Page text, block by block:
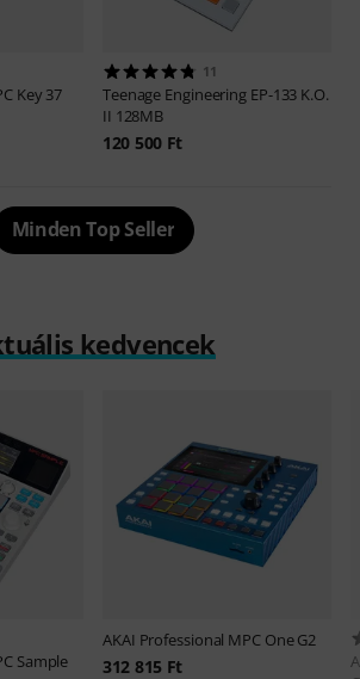
Key 37
11
Teenage Engineering EP-133 K.O.
II 128MB
120 500 Ft
Minden Top Seller
kedvencek
Sample
AKAI Professional MPC One G2
312 815 Ft